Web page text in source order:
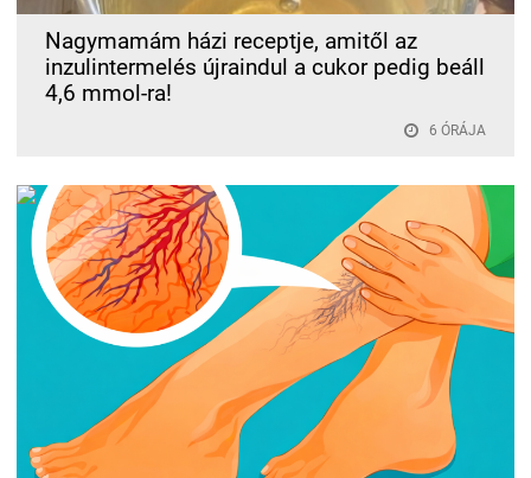
Nagymamám házi receptje, amitől az
inzulintermelés újraindul a cukor pedig beáll
4,6 mmol-ra!
6 ÓRÁJA